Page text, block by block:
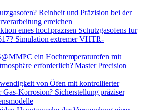
Reinheit und Präzision bei der
erreichen
eines hochpräzisen Schutzgasofens für
Simulation extremer VHTR-
ein Hochtemperaturofen mit
erforderlich? Master Precision
von Öfen mit kontrollierter
Gas-Korrosion? Sicherstellung präziser